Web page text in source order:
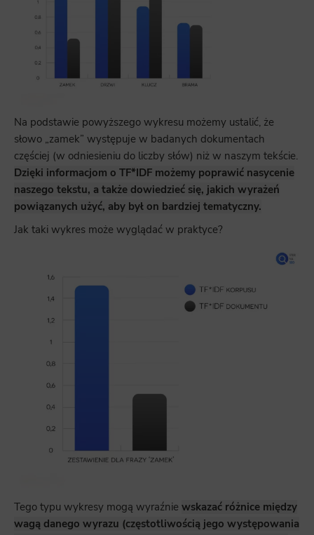
Na podstawie powyższego wykresu możemy ustalić, że
słowo „zamek” występuje w badanych dokumentach
częściej (w odniesieniu do liczby słów) niż w naszym tekście.
Dzięki informacjom o TF*IDF możemy poprawić nasycenie
naszego tekstu, a także dowiedzieć się, jakich wyrażeń
powiązanych użyć, aby był on bardziej tematyczny.
Jak taki wykres może wyglądać w praktyce?
Tego typu wykresy mogą wyraźnie wskazać różnice między
wagą danego wyrazu (częstotliwością jego występowania